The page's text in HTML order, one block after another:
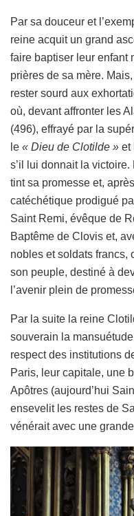
Par sa douceur et
reine acquit un grand
faire baptiser leur enfant
prières de sa mère.
rester sourd aux
où, devant affronter les
(496), effrayé par la
le « Dieu de Clotilde » et
s’il lui donnait la
tint sa promesse et,
catéchétique prodigué
Saint Remi, évêque de
Baptême de Clovis et,
nobles et soldats francs,
son peuple, destiné à
l’avenir plein de
Par la suite la reine
souverain la
respect des institutions
Paris, leur capitale, une
Apôtres (aujourd’hui
ensevelit les restes de
vénérait avec une